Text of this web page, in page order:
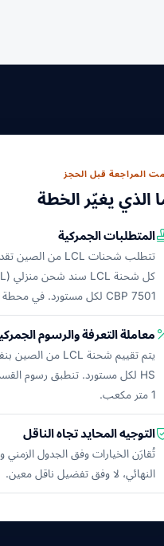
المراجعة قبل الحجز
الذي يغيّر الخطة
المتطلبات الجمركية
CBP 7501 لكل مستورد. في محطة CFS بالوجهة، يتم فك تجميع الشحنة.
معاملة التعرفة والرسوم
1 متر مكعب.
التوجيه المحايد تجاه الناقل
تُقارَن الخيارات وفق الجدول
النهائي، لا وفق تفضيل ناقل معين.